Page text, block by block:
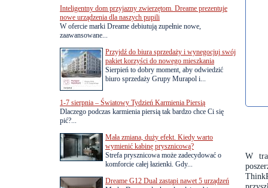
W
Inteligentny dom przyjazny zwierzętom. Dreame prezentuje
nowe urządzenia dla naszych pupili
W ofercie marki Dreame debiutują zupełnie nowe,
zaawansowane...
Przyjdź do biura sprzedaży i wynegocjuj swój
pakiet korzyści do nowego mieszkania
Sierpień to dobry moment, aby odwiedzić
biuro sprzedaży Grupy Murapol i...
1-7 sierpnia – Światowy Tydzień Karmienia Piersią
Dlaczego podczas karmienia piersią tak bardzo chce Ci się
pić?...
Mała zmiana, duży efekt. Kiedy warto
wymienić kabinę prysznicową?
Strefa prysznicowa może zadecydować o
komforcie całej łazienki. Gdy...
Dreame G12 Dual zastąpi nawet 5 urządzeń